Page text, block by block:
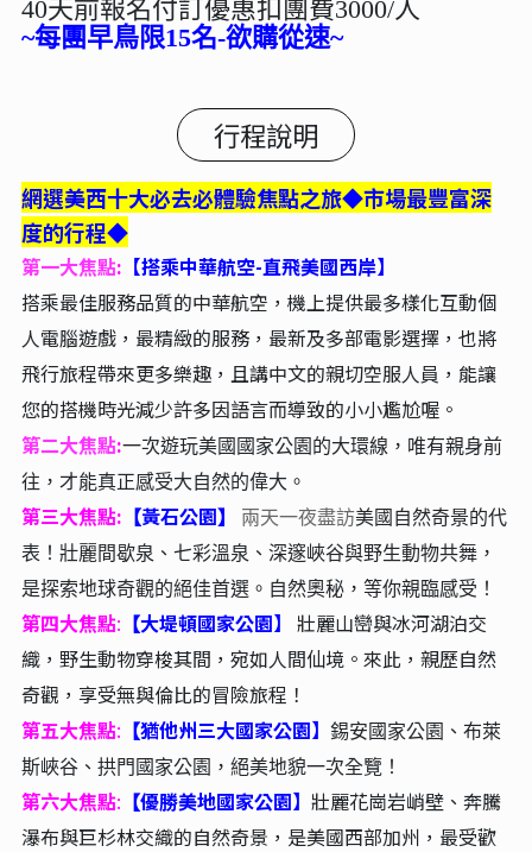
40天前報名付訂優惠扣團費3000/人
~每團早鳥限15名-欲購從速~
行程說明
網選美西十大必去必體驗焦點之旅◆市場最豐富深
度的行程◆
第一大焦點: 【搭乘中華航空-直飛美國西岸】
搭乘最佳服務品質的中華航空，機上提供最多樣化互動個
人電腦遊戲，最精緻的服務，最新及多部電影選擇，也將
飛行旅程帶來更多樂趣，且講中文的親切空服人員，能讓
您的搭機時光減少許多因語言而導致的小小尷尬喔。
第二大焦點:一次遊玩美國國家公園的大環線，唯有親身前
往，才能真正感受大自然的偉大。
第三大焦點: 【黃石公園】 兩天一夜盡訪美國自然奇景的代
表！壯麗間歇泉、七彩溫泉、深邃峽谷與野生動物共舞，
是探索地球奇觀的絕佳首選。自然奧秘，等你親臨感受！
第四大焦點: 【大堤頓國家公園】 壯麗山巒與冰河湖泊交
織，野生動物穿梭其間，宛如人間仙境。來此，親歷自然
奇觀，享受無與倫比的冒險旅程！
第五大焦點: 【猶他州三大國家公園】 錫安國家公園、布萊
斯峽谷、拱門國家公園，絕美地貌一次全覽！
第六大焦點: 【優勝美地國家公園】 壯麗花崗岩峭壁、 奔騰
瀑布與巨杉林交織的自然奇景，是美國西部加州，最受歡